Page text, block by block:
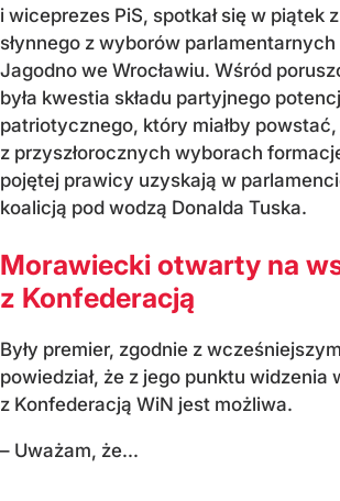
i wiceprezes PiS, spotkał się w piątek
słynnego z wyborów
Jagodno we Wrocławiu. Wśród
była kwestia składu partyjnego
patriotycznego, który miałby
z przyszłorocznych wyborach
pojętej prawicy uzyskają w
koalicją pod wodzą Donalda Tuska.
Morawiecki otwarty na
z Konfederacją
Były premier, zgodnie z
powiedział, że z jego punktu widzenia
z Konfederacją WiN jest możliwa.
– Uważam, że...